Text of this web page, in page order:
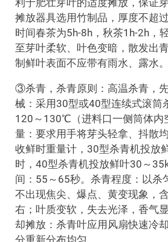
利于肥壮芽叶的适度摊放，保证
摊放器具选用竹制品，厚度不超
时间春茶为5h-8h，秋茶1h-2h，
至芽叶柔软、叶色变暗，散发出
制鲜叶表面不应带有雨水、露水。
③杀青，杀青原则：高温杀青，
械：采用30型或40型连续式滚筒
120～130℃（进料口一侧筒体内
量：要求用手将芽头轻拿、抖散
收鲜时重量计，30型杀青机投放
时，40型杀青机投放鲜叶30～
间：55～65秒。杀青程度：以杀
不出现焦尖、爆点、黄变现象，
右；叶质变软，失去光泽，香气
却摊放：杀青叶应用风扇快速冷